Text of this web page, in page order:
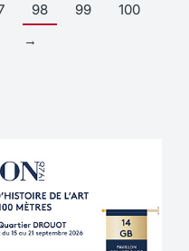
98 99
100
→